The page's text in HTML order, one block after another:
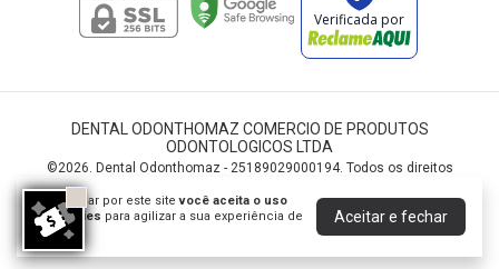
Ao navegar por este sitevocê aceita o uso
de cookies para agilizar a sua experiência de
compra.
Aceitar e fechar
Verificada por
DENTAL ODONTHOMAZ COMERCIO DE PRODUTOS
ODONTOLOGICOS LTDA
©2026. Dental Odonthomaz - 25189029000194. Todos os direitos